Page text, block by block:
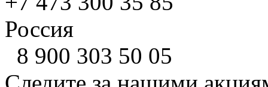
Россия
8 900 303 50 05